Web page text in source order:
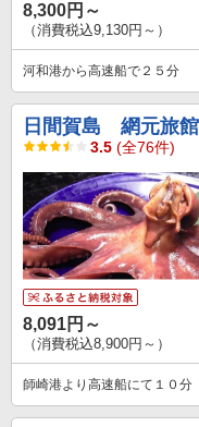
8,300円～
（消費税込9,130円～）
河和港から高速船で２５分
日間賀島 網元旅
3.5 (全76件)
8,091円～
（消費税込8,900円～）
師崎港より高速船にて１０分